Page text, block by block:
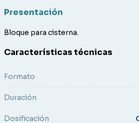
Presentación
Bloque para cisterna.
Características técnicas
Formato
Duración
Dosificación